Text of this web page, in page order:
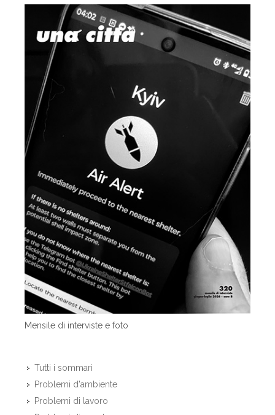
Mensile di interviste e foto
Tutti i sommari
Problemi d'ambiente
Problemi di lavoro